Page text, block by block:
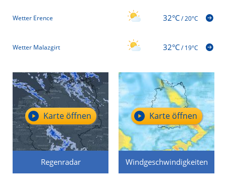
Wetter Erence 32°C/20°C
Wetter Malazgirt 32°C/19°C
Regenradar
Karte öffnen
Windgeschwindigkeiten
Karte öffnen